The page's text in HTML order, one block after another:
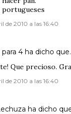
portugueses
de 2010 a las 16:40
4 ha dicho
Que precioso.
de 2010 a las 16:40
ha dicho